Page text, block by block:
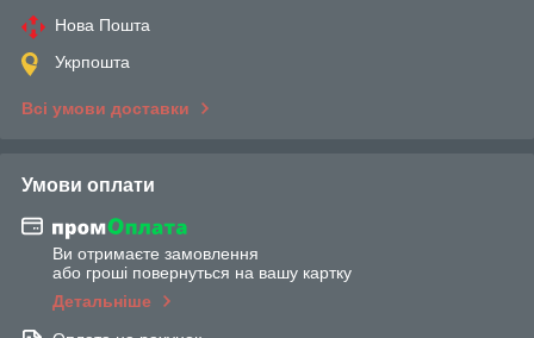
Нова Пошта
Укрпошта
Всі умови доставки
Умови оплати
Ви отримаєте замовлення
або гроші повернуться на вашу картку
Детальніше